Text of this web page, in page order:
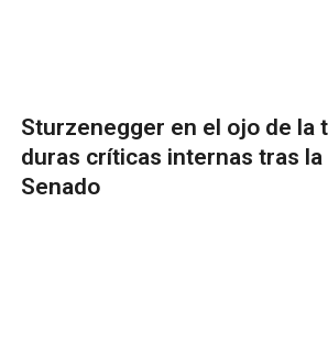
Sturzenegger en el ojo de la
duras críticas internas tras
Senado